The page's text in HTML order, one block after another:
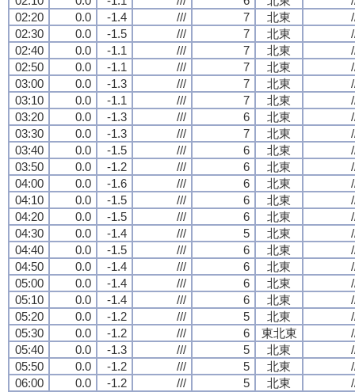
02:20
0.0 -1.4 /// 7 北東
02:30
0.0 -1.5 /// 7 北東
02:40
0.0 -1.1 /// 7 北東
02:50
0.0 -1.1 /// 7 北東
03:00
0.0 -1.3 /// 7 北東
03:10
0.0 -1.1 /// 7 北東
03:20
0.0 -1.3 /// 6 北東
03:30
0.0 -1.3 /// 7 北東
03:40
0.0 -1.5 /// 6 北東
03:50
0.0 -1.2 /// 6 北東
04:00
0.0 -1.6 /// 6 北東
04:10
0.0 -1.5 /// 6 北東
04:20
0.0 -1.5 /// 6 北東
04:30
0.0 -1.4 /// 5 北東
04:40
0.0 -1.5 /// 6 北東
04:50
0.0 -1.4 /// 6 北東
05:00
0.0 -1.4 /// 6 北東
05:10
0.0 -1.4 /// 6 北東
05:20
0.0 -1.2 /// 5 北東
05:30
0.0 -1.2 /// 6 東北東
05:40
0.0 -1.3 /// 5 北東
05:50
0.0 -1.2 /// 5 北東
06:00
0.0 -1.2 /// 5 北東